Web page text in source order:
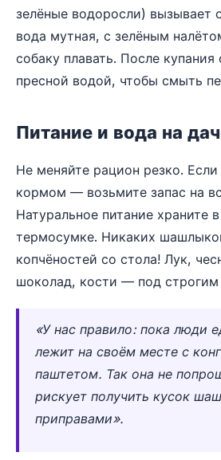
зелёные водоросли) вызывает
вода мутная, с зелёным
собаку плавать. После
пресной водой, чтобы смыть
Питание и вода на
Не меняйте рацион резко.
кормом — возьмите запас на
Натуральное питание храните
термосумке. Никаких
копчёностей со стола! Лук,
шоколад, кости — под строгим
«У нас правило: пока люди
лежит на своём месте с
паштетом. Так она не
рискует получить кусок
приправами».